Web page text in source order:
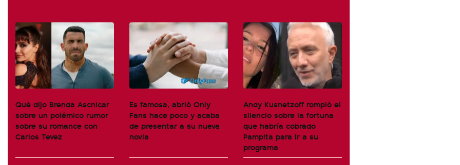
Qué dijo Brenda Ascnicar
sobre un polémico rumor
sobre su romance con
Carlos Tevez
Es famosa, abrió Only
Fans hace poco y acaba
de presentar a su nueva
novia
Andy Kusnetzoff rompió el
silencio sobre la fortuna
que habría cobrado
Pampita para ir a su
programa